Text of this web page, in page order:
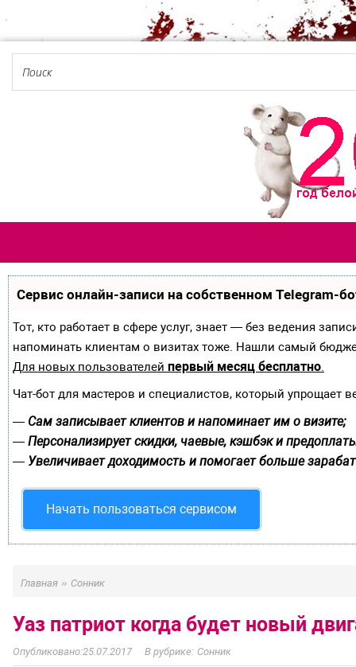
Сервис онлайн-записи на собственном Telegram-
Тот, кто работает в сфере услуг, знает — без ведения
напоминать клиентам о визитах тоже. Нашли самый
Для новых пользователей первый месяц бесплатно.
Чат-бот для мастеров и специалистов, который упрощает
— Сам записывает клиентов и напоминает им о визите;
— Персонализирует скидки, чаевые, кэшбэк и
— Увеличивает доходимость и помогает больше
Начать пользоваться сервисом
Главная » Сонник
Уаз патриот когда будет новый
25.07.2017 Сонник